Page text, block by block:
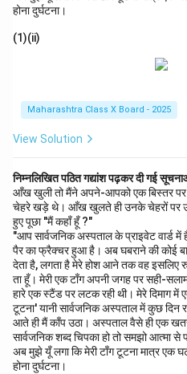
होना दुर्घटना।
(1)(ii)
Maharashtra Class X Board - 2025
View Solution
निम्नलिखित पठित गद्यांश पढ़कर दी गई
आँख खुली तो मैंने अपने-आपको एक बिस्तर पर
चेहरे खड़े थे। आँख खुलते ही उनके चेहरों पर
हुए पूछा "मैं कहाँ हूँ ?"
"आप सार्वजनिक अस्पताल के प्राइवेट वार्ड में
पैर का फ्रैक्चर हुआ है। अब घबराने की कोई
देता है, लगता है मेरे होश आने तक वह इसलिए
ता हूँ। मेरी एक टाँग अपनी जगह पर सही-
हारे एक स्टैंड पर लटक रही थी। मेरे दिमाग
टूटना' यानी सार्वजनिक अस्पताल में कुछ दिन
आते ही मैं काँप उठा। अस्पताल वैसे ही एक
सार्वजनिक शब्द चिपका हो तो समझो आत्मा
अब मुझे यूँ लगा कि मेरी टाँग टूटना मात्र एक
होना दुर्घटना।